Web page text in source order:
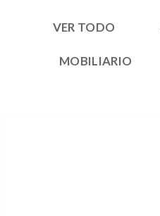
VER TODO
MOBILIARIO